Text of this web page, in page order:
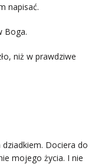
napisać.
Boga.
niż w prawdziwe
Dociera do
mojego życia. I nie